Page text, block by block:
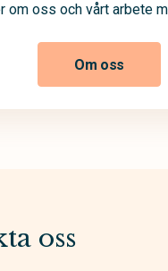
om oss och vårt arbete
Om oss
oss